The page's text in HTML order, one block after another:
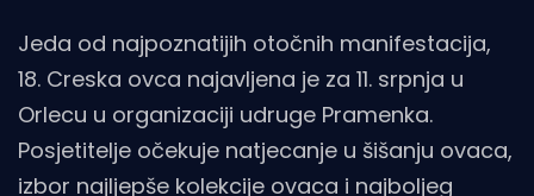
Jeda od najpoznatijih otočnih manifestacija,
18. Creska ovca najavljena je za 11. srpnja u
Orlecu u organizaciji udruge Pramenka.
Posjetitelje očekuje natjecanje u šišanju ovaca,
izbor najljepše kolekcije ovaca i najboljeg